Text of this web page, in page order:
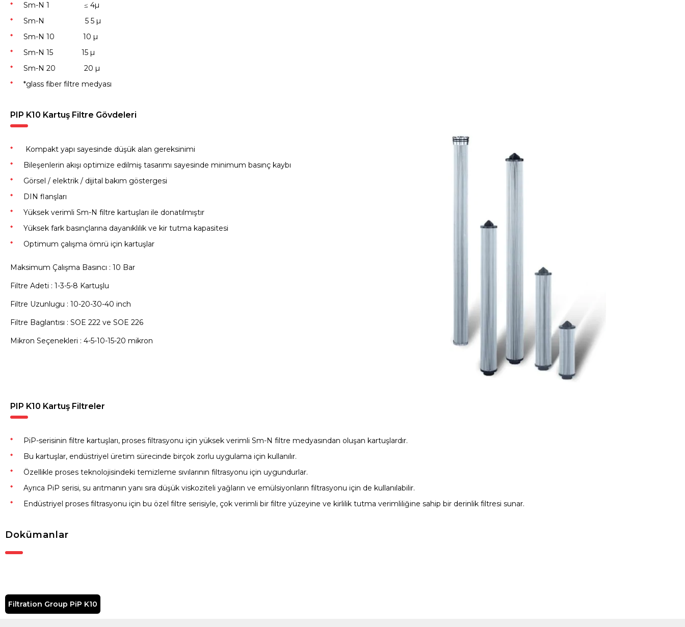
Sm-N 1 ≤ 4µ
Sm-N 5 5 µ
Sm-N 10 10 µ
Sm-N 15 15 µ
Sm-N 20 20 µ
*glass fiber filtre medyası
PIP K10 Kartuş Filtre Gövdeleri
Kompakt yapı sayesinde düşük alan gereksinimi
Bileşenlerin akışı optimize edilmiş tasarımı sayesinde minimum basınç kaybı
Görsel / elektrik / dijital bakım göstergesi
DIN flanşları
Yüksek verimli Sm-N filtre kartuşları ile donatılmıştır
Yüksek fark basınçlarına dayanıklılık ve kir tutma kapasitesi
Optimum çalışma ömrü için kartuşlar
Maksimum Çalışma Basıncı : 10 Bar
Filtre Adeti : 1-3-5-8 Kartuşlu
Filtre Uzunlugu : 10-20-30-40 inch
Filtre Baglantısı : SOE 222 ve SOE 226
Mikron Seçenekleri : 4-5-10-15-20 mikron
PIP K10 Kartuş Filtreler
PiP-serisinin filtre kartuşları, proses filtrasyonu için yüksek verimli Sm-N filtre medyasından oluşan kartuşlardır.
Bu kartuşlar, endüstriyel üretim sürecinde birçok zorlu uygulama için kullanılır.
Özellikle proses teknolojisindeki temizleme sıvılarının filtrasyonu için uygundurlar.
Ayrıca PiP serisi, su arıtmanın yanı sıra düşük viskoziteli yağların ve emülsiyonların filtrasyonu için de kullanılabilir.
Endüstriyel proses filtrasyonu için bu özel filtre serisiyle, çok verimli bir filtre yüzeyine ve kirlilik tutma verimliliğine sahip bir derinlik filtresi sunar.
Dokümanlar
Filtration Group PiP K10